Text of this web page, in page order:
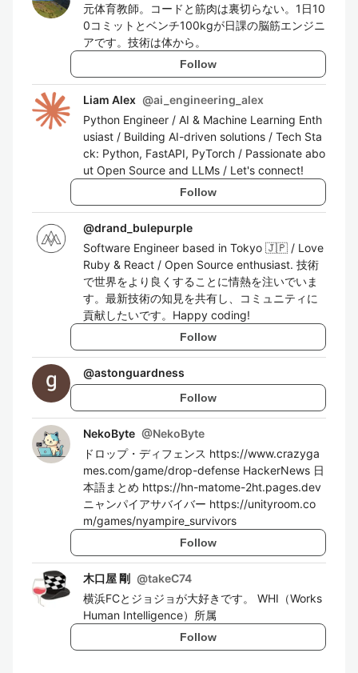
元体育教師。コードと筋肉は裏切らない。1日10
0コミットとベンチ100kgが日課の脳筋エンジニ
アです。技術は体から。
Follow
Liam Alex @ai_engineering_alex
Python Engineer / AI & Machine Learning Enth
usiast / Building AI-driven solutions / Tech Sta
ck: Python, FastAPI, PyTorch / Passionate abo
ut Open Source and LLMs / Let's connect!
Follow
@drand_bulepurple
Software Engineer based in Tokyo 🇯🇵 / Love
Ruby & React / Open Source enthusiast. 技術
で世界をより良くすることに情熱を注いでいま
す。最新技術の知見を共有し、コミュニティに
貢献したいです。Happy coding!
Follow
@astonguardness
Follow
NekoByte @NekoByte
ドロップ・ディフェンス https://www.crazyga
mes.com/game/drop-defense HackerNews 日
本語まとめ https://hn-matome-2ht.pages.dev
ニャンパイアサバイバー https://unityroom.co
m/games/nyampire_survivors
Follow
木口屋 剛 @takeC74
横浜FCとジョジョが大好きです。 WHI（Works
Human Intelligence）所属
Follow